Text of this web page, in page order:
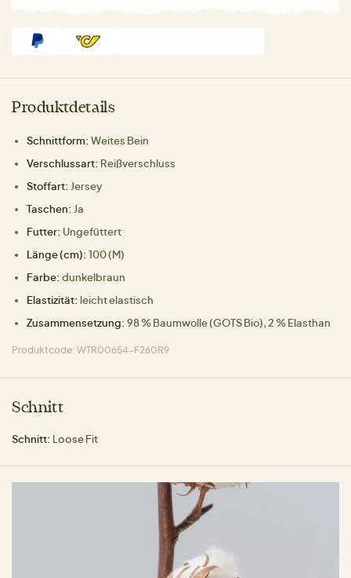
Produktdetails
Schnittform: Weites Bein
Verschlussart: Reißverschluss
Stoffart: Jersey
Taschen: Ja
Futter: Ungefüttert
Länge (cm): 100 (M)
Farbe: dunkelbraun
Elastizität: leicht elastisch
Zusammensetzung: 98 % Baumwolle (GOTS Bio), 2 % Elasthan
Produktcode: WTR00654-F260R9
Schnitt
Schnitt: Loose Fit